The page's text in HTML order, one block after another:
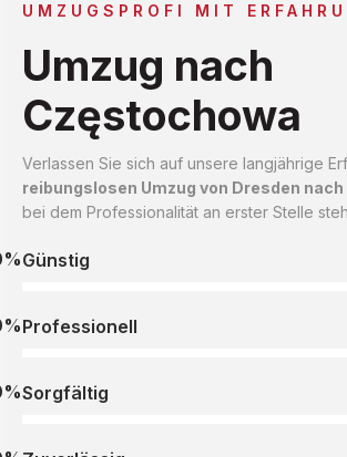
UMZUGSPROFI MIT
Umzug nach
Częstochowa
Verlassen Sie sich auf unsere langjährige
reibungslosen Umzug von Dresden
bei dem Professionalität an erster Stelle
Günstig
Professionell
Sorgfältig